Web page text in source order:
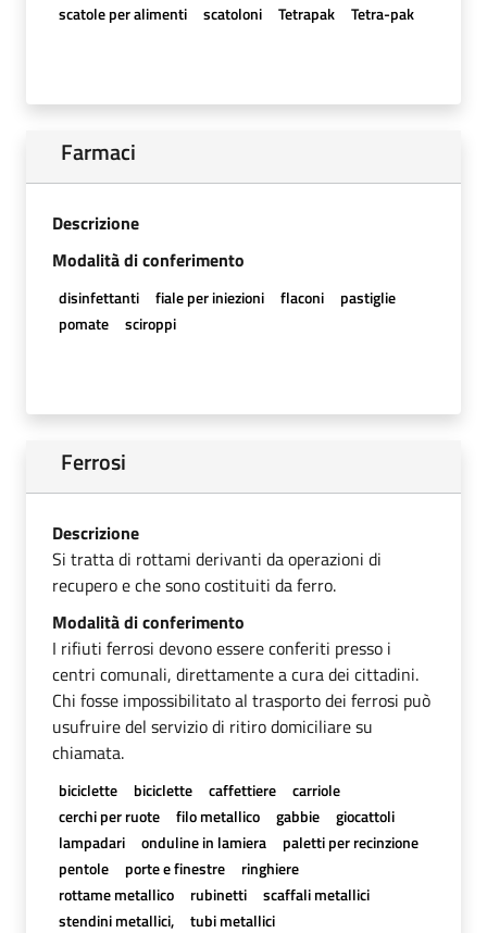
scatole per alimenti
scatoloni Tetrapak Tetra-pak
Farmaci
Descrizione
Modalità di conferimento
disinfettanti fiale per iniezioni flaconi
pastiglie
pomate
sciroppi
Ferrosi
Descrizione
Si tratta di rottami derivanti da operazioni di
recupero e che sono costituiti da ferro.
Modalità di conferimento
I rifiuti ferrosi devono essere conferiti presso i
centri comunali, direttamente a cura dei cittadini.
Chi fosse impossibilitato al trasporto dei ferrosi può
usufruire del servizio di ritiro domiciliare su
chiamata.
biciclette biciclette caffettiere
carriole
cerchi per ruote
filo metallico gabbie
giocattoli
lampadari
onduline in lamiera
paletti per recinzione
pentole
porte e finestre
ringhiere
rottame metallico
rubinetti
scaffali metallici
stendini metallici,
tubi metallici